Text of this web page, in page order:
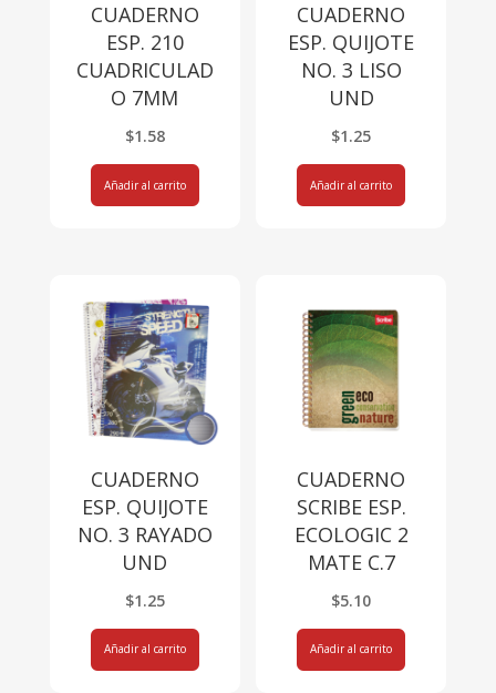
CUADERNO
ESP. 210
CUADRICULAD
O 7MM
$1.58
Añadir al carrito
CUADERNO
ESP. QUIJOTE
NO. 3 LISO
UND
$1.25
Añadir al carrito
CUADERNO
ESP. QUIJOTE
NO. 3 RAYADO
UND
$1.25
Añadir al carrito
CUADERNO
SCRIBE ESP.
ECOLOGIC 2
MATE C.7
$5.10
Añadir al carrito